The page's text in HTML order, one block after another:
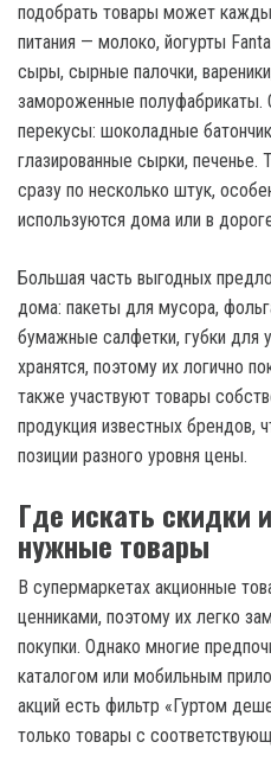
подобрать товары может
питания — молоко, йогурты
сыры, сырные палочки,
замороженные полуфабрикаты.
перекусы: шоколадные
глазированные сырки, печенье.
сразу по несколько штук,
используются дома или в
Большая часть выгодных
дома: пакеты для мусора,
бумажные салфетки, губки для
хранятся, поэтому их логично
также участвуют товары
продукция известных брендов,
позиции разного уровня цены.
Где искать скидки
нужные товары
В супермаркетах акционные
ценниками, поэтому их легко
покупки. Однако многие
каталогом или мобильным
акций есть фильтр «Гуртом
только товары с